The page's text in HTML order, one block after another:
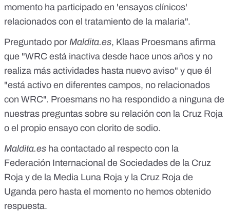
momento ha participado en 'ensayos clínicos'
relacionados con el tratamiento de la malaria".
Preguntado por Maldita.es, Klaas Proesmans afirma
que "WRC está inactiva desde hace unos años y no
realiza más actividades hasta nuevo aviso" y que él
"está activo en diferentes campos, no relacionados
con WRC". Proesmans no ha respondido a ninguna de
nuestras preguntas sobre su relación con la Cruz Roja
o el propio ensayo con clorito de sodio.
Maldita.es ha contactado al respecto con la
Federación Internacional de Sociedades de la Cruz
Roja y de la Media Luna Roja y la Cruz Roja de
Uganda pero hasta el momento no hemos obtenido
respuesta.